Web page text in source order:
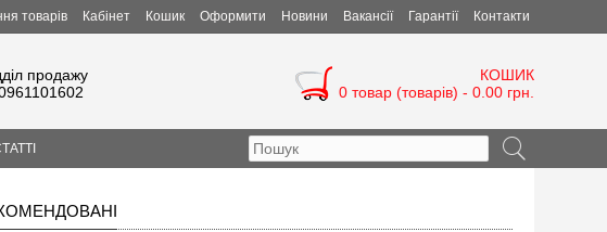
товарів Кабінет Кошик Оформити Новини Вакансії Гарантії Контакти
КОШИК
0 товар (товарів) - 0.00 грн.
продажу